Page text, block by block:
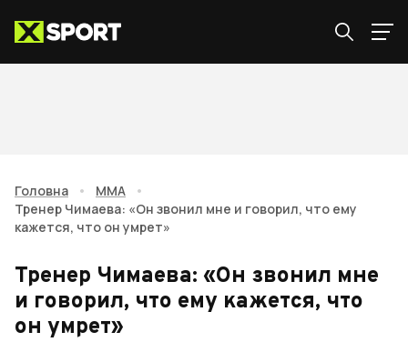
Головна • ММА
•
Тренер Чимаева: «Он звонил мне и говорил, что ему
кажется, что он умрет»
Тренер Чимаева: «Он звонил мне
и говорил, что ему кажется, что
он умрет»